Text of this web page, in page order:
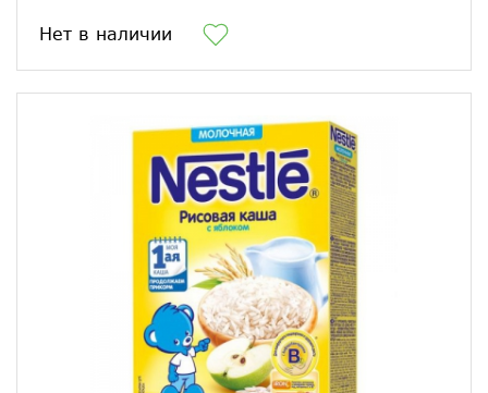
Нет в наличии